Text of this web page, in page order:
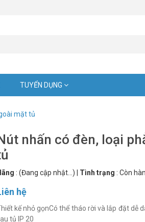
TUYỂN DỤNG
mặt tủ
nhấn có đèn, loại
: (Đang cập nhật...) Tình trạng : Còn
hệ
kế nhỏ gọnCó thể tháo rời và lắp đặt dễ
tủ IP 20